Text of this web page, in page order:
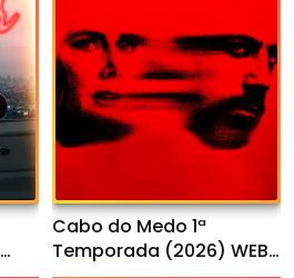
Cabo do Medo 1ª
Temporada (2026) WEB-